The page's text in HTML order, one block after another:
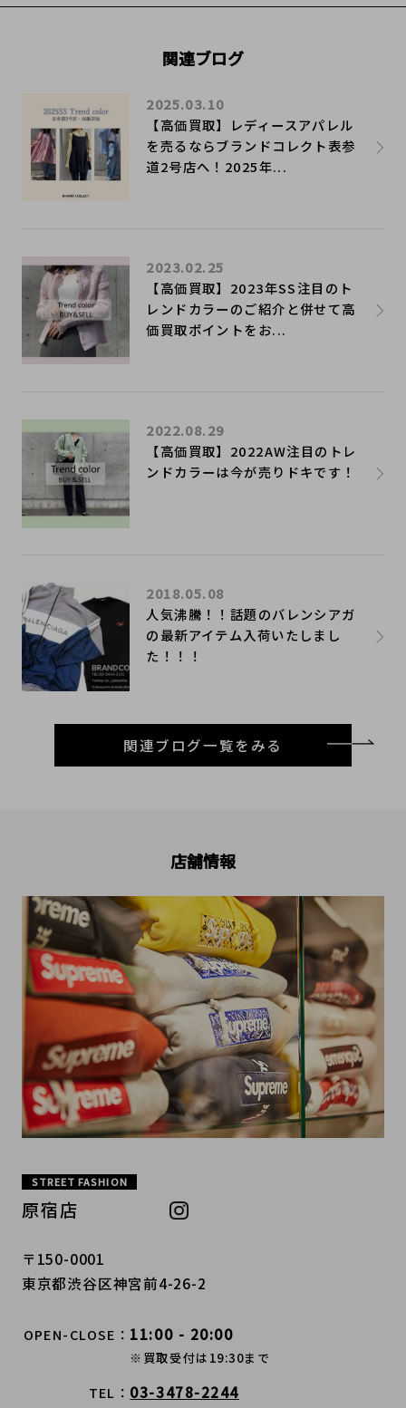
関連ブログ
【高価買取】レディースアパレル
を売るならブランドコレクト表参
道2号店へ！2025年...
2025.03.10
【高価買取】2023年SS注目のト
レンドカラーのご紹介と併せて高
価買取ポイントをお...
2023.02.25
【高価買取】2022AW注目のトレ
ンドカラーは今が売りドキです！
2022.08.29
人気沸騰！！話題のバレンシアガ
の最新アイテム入荷いたしまし
た！！！
2018.05.08
関連ブログ一覧をみる
店舗情報
STREET FASHION
原宿店
〒150-0001
東京都渋谷区神宮前4-26-2
OPEN-CLOSE 11:00 - 20:00
※買取受付は19:30まで
TEL 03-3478-2244